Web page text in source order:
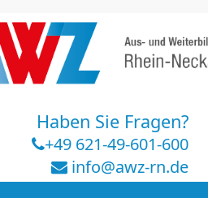
Haben Sie Fragen?
+49 621-49-601-600
info@awz-rn.de